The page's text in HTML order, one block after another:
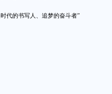
代的书写人、追梦的奋斗者”